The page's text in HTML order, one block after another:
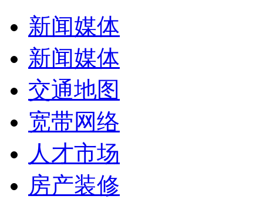
新闻媒体
新闻媒体
交通地图
宽带网络
人才市场
房产装修